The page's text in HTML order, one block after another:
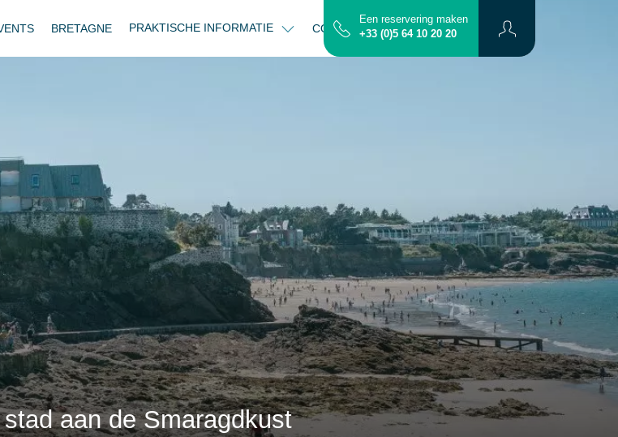
BRETAGNE PRAKTISCHE INFORMATIE CONTACT PLATTEGROND
Een reservering maken
+33 (0)5 64 10 20 20
aan de Smaragdkust